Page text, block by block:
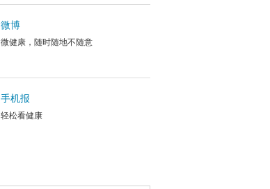
微博
微健康，随时随地不随意
手机报
轻松看健康